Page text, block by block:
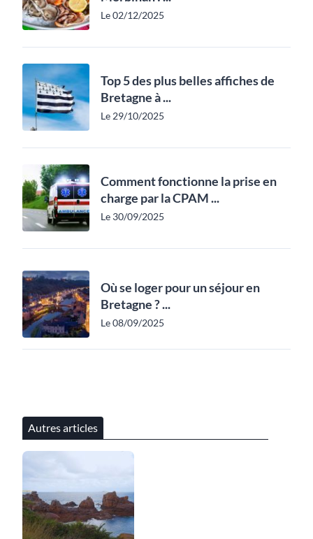
Le 02/12/2025
Top 5 des plus belles affiches de
Bretagne à ...
Le 29/10/2025
Comment fonctionne la prise en
charge par la CPAM ...
Le 30/09/2025
Où se loger pour un séjour en
Bretagne ? ...
Le 08/09/2025
Autres articles